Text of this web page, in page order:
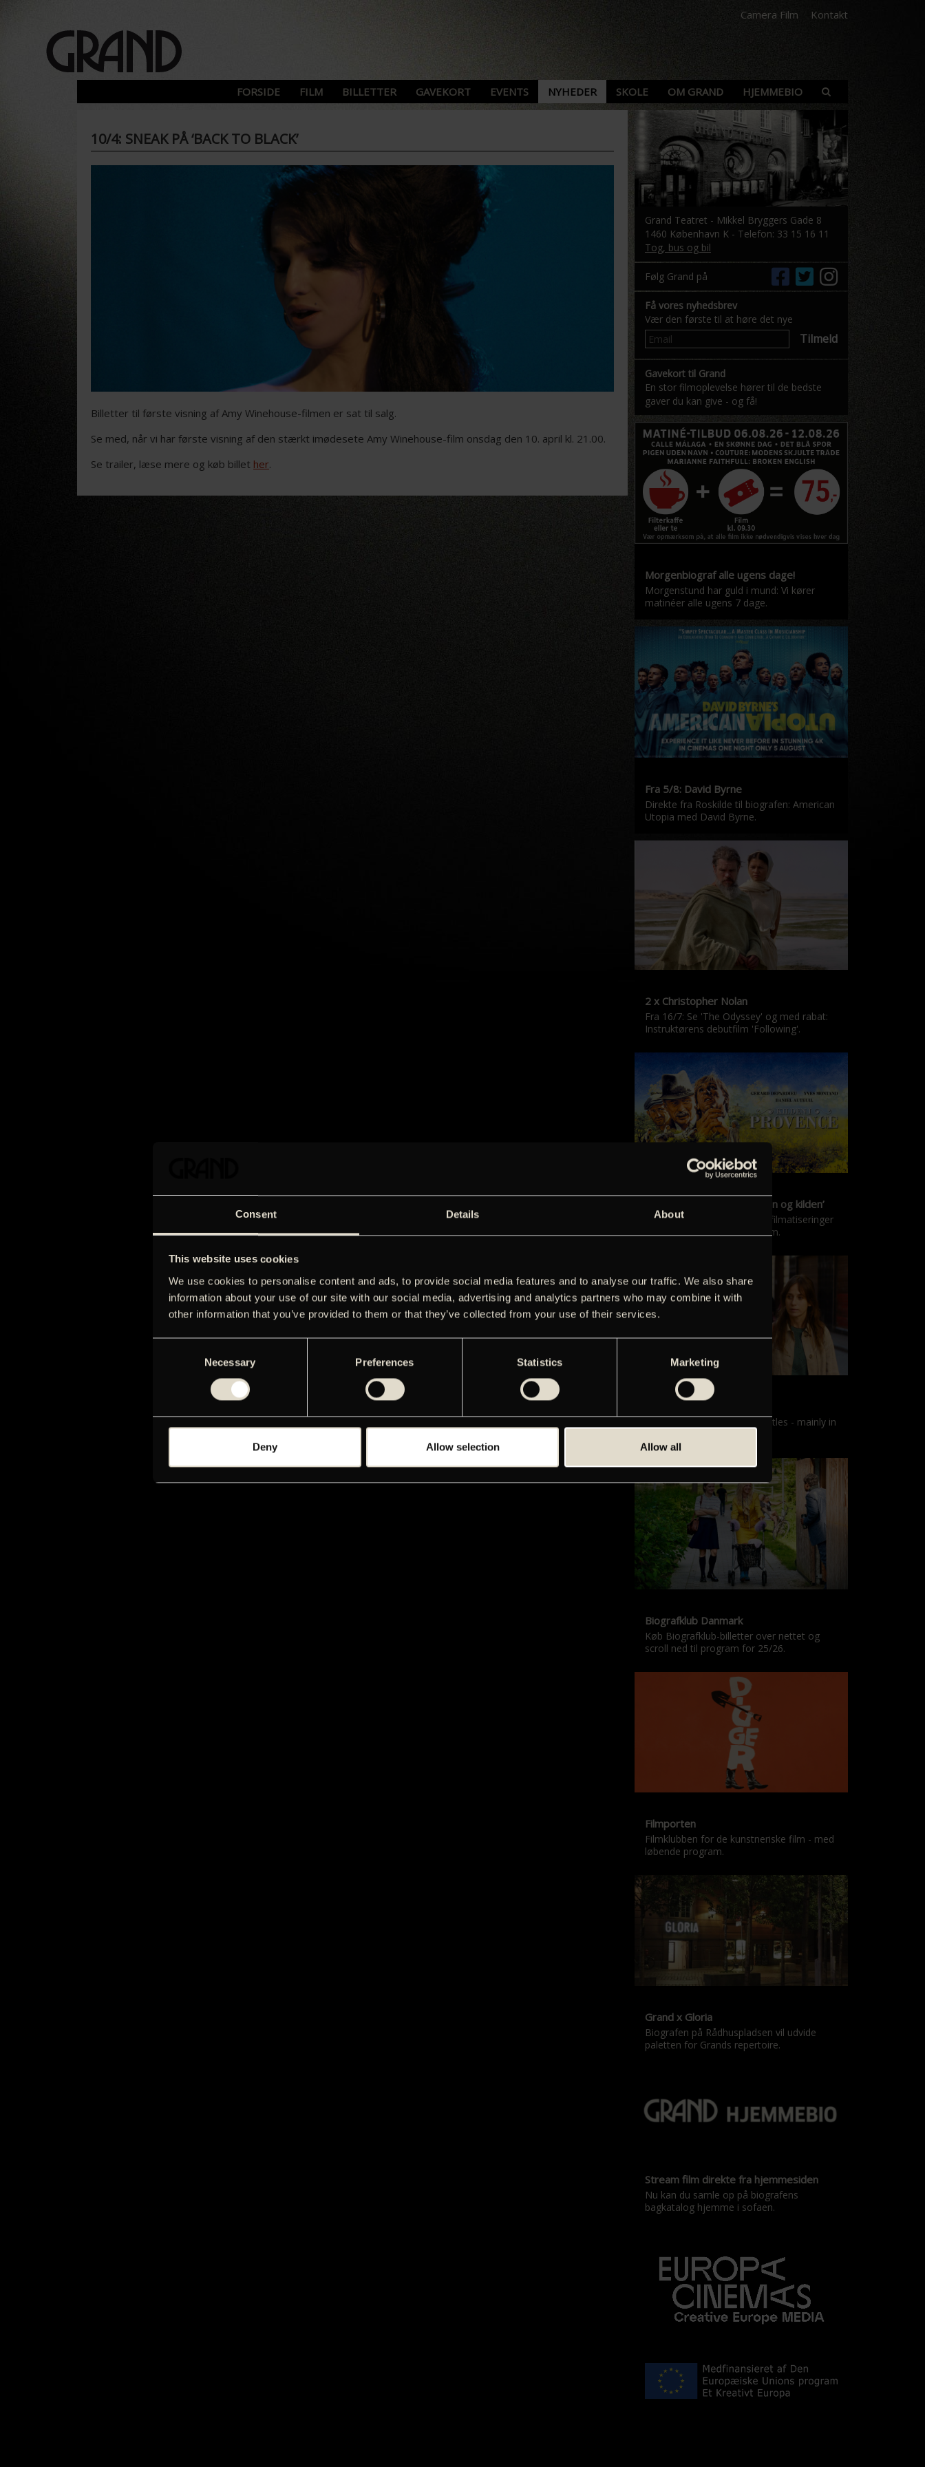
Consent Details About
This website uses cookies
We use cookies to personalise content and ads, to provide social media features and to analyse our traffic. We also share
information about your use of our site with our social media, advertising and analytics partners who may combine it with
other information that you’ve provided to them or that they’ve collected from your use of their services.
Necessary Preferences Statistics Marketing
Deny Allow selection Allow all
Camera Film Kontakt
FORSIDE FILM BILLETTER GAVEKORT EVENTS NYHEDER SKOLE OM GRAND HJEMMEBIO
10/4: SNEAK PÅ ‘BACK TO BLACK’
Billetter til første visning af Amy Winehouse-filmen er sat til salg.
Se med, når vi har første visning af den stærkt imødesete Amy Winehouse-film onsdag den 10. april kl. 21.00.
Se trailer, læse mere og køb billet her.
Grand Teatret - Mikkel Bryggers Gade 8
1460 København K - Telefon: 33 15 16 11
Tog, bus og bil
Følg Grand på
Få vores nyhedsbrev
Vær den første til at høre det nye
Tilmeld
Gavekort til Grand
En stor filmoplevelse hører til de bedste
gaver du kan give - og få!
Morgenbiograf alle ugens dage!
Morgenstund har guld i mund: Vi kører
matinéer alle ugens 7 dage.
Fra 5/8: David Byrne
Direkte fra Roskilde til biografen: American
Utopia med David Byrne.
2 x Christopher Nolan
Fra 16/7: Se 'The Odyssey' og med rabat:
Instruktørens debutfilm 'Following'.
‘Kilden i Provence’ & ‘Manon og kilden’
De klassiske Marcel Pagnol-filmatiseringer
er tilbage i nyrestaureret form.
Screenings with English subtitles - mainly in
Biografklub Danmark
Køb Biografklub-billetter over nettet og
scroll ned til program for 25/26.
Filmporten
Filmklubben for de kunstneriske film - med
løbende program.
Grand x Gloria
Biografen på Rådhuspladsen vil udvide
paletten for Grands repertoire.
Stream film direkte fra hjemmesiden
Nu kan du samle op på biografens
bagkatalog hjemme i sofaen.